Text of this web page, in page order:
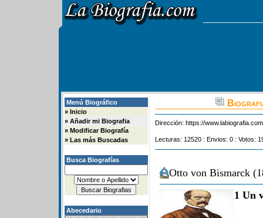
Menú Biográfico
» Inicio
» Añadir mi Biografia
» Modificar Biografía
» Las más Buscadas
Busca Biografías
Abecedario
Dirección: https://
Lecturas: 12520 : Envios: 0 : Votos:
Otto von Bismarck
1 Un